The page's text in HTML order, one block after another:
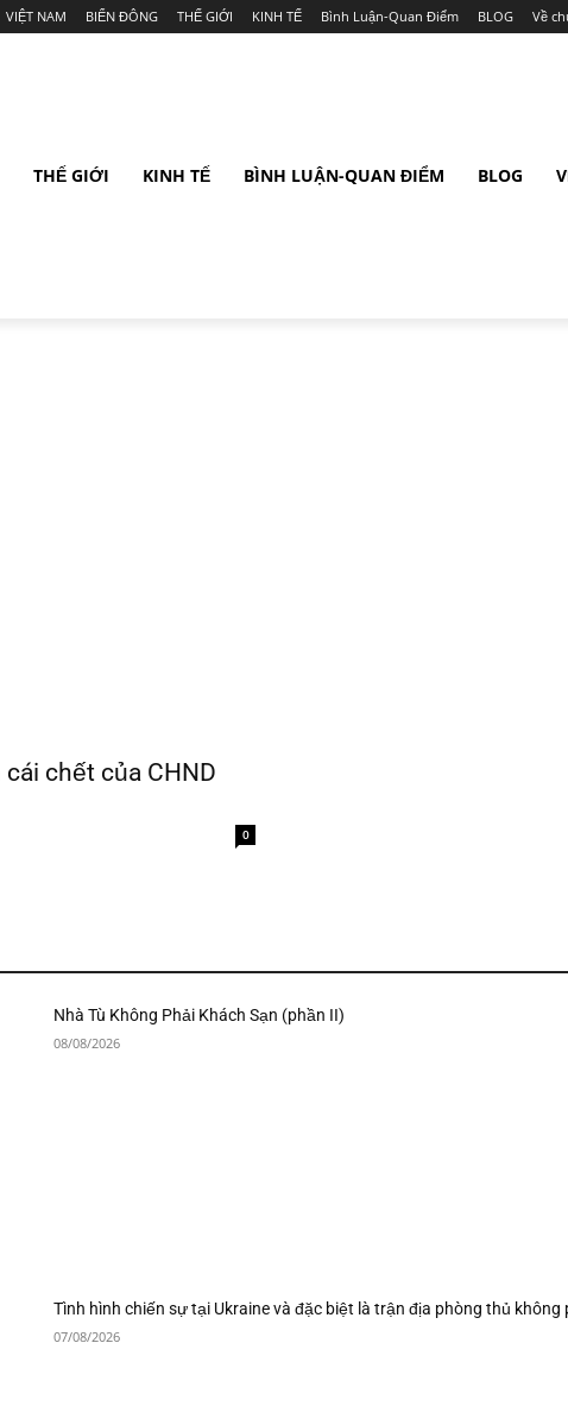
VIỆT NAM BIỂN ĐÔNG THẾ GIỚI KINH TẾ Bình Luận-Quan Điểm BLOG Về
THẾ GIỚI KINH TẾ BÌNH LUẬN-QUAN ĐIỂM BLOG
chết của CHND
0
Nhà Tù Không Phải Khách Sạn (phần II)
08/08/2026
Tình hình chiến sự tại Ukraine và đặc biệt là trận địa phòng thủ
07/08/2026